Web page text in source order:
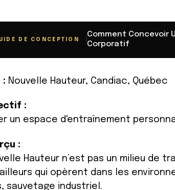
DE CONCEPTION
Comment Concevoir
Corporatif
: Nouvelle Hauteur, Candiac, Québec
:
un espace d'entraînement
:
Hauteur n’est pas un milieu de
qui opèrent dans les
sauvetage industriel.